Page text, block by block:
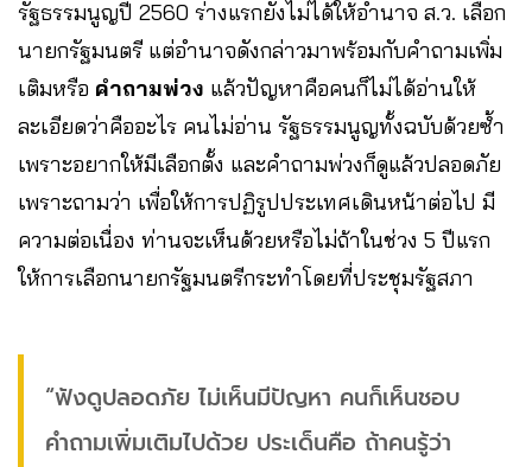
รัฐธรรมนูญปี 2560 ร่างแรกยังไม่ได้ให้อำนาจ ส.ว. เลือก
นายกรัฐมนตรี แต่อำนาจดังกล่าวมาพร้อมกับคำถามเพิ่ม
เติมหรือ คำถามพ่วง แล้วปัญหาคือคนก็ไม่ได้อ่านให้
ละเอียดว่าคืออะไร คนไม่อ่าน รัฐธรรมนูญทั้งฉบับด้วยซ้ำ
เพราะอยากให้มีเลือกตั้ง และคำถามพ่วงก็ดูแล้วปลอดภัย
เพราะถามว่า เพื่อให้การปฏิรูปประเทศเดินหน้าต่อไป มี
ความต่อเนื่อง ท่านจะเห็นด้วยหรือไม่ถ้าในช่วง 5 ปีแรก
ให้การเลือกนายกรัฐมนตรีกระทำโดยที่ประชุมรัฐสภา
“ฟังดูปลอดภัย ไม่เห็นมีปัญหา คนก็เห็นชอบ
คำถามเพิ่มเติมไปด้วย ประเด็นคือ ถ้าคนรู้ว่า